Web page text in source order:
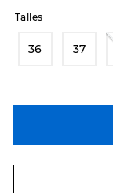
Talles
36 37